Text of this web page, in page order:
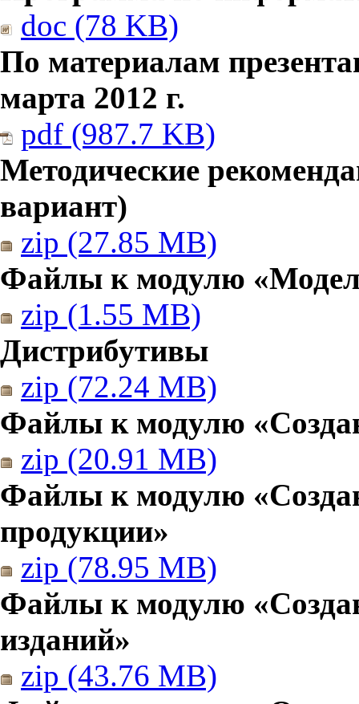
doc (78 KB)
По материалам
марта 2012 г.
pdf (987.7 KB)
Методические
вариант)
zip (27.85 MB)
Файлы к модулю
zip (1.55 MB)
Дистрибутивы
zip (72.24 MB)
Файлы к модулю
zip (20.91 MB)
Файлы к модулю
продукции»
zip (78.95 MB)
Файлы к модулю
изданий»
zip (43.76 MB)